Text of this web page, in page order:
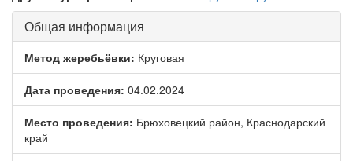
Общая информация
Метод жеребьёвки: Круговая
Дата проведения: 04.02.2024
Место проведения: Брюховецкий район, Краснодарский
край